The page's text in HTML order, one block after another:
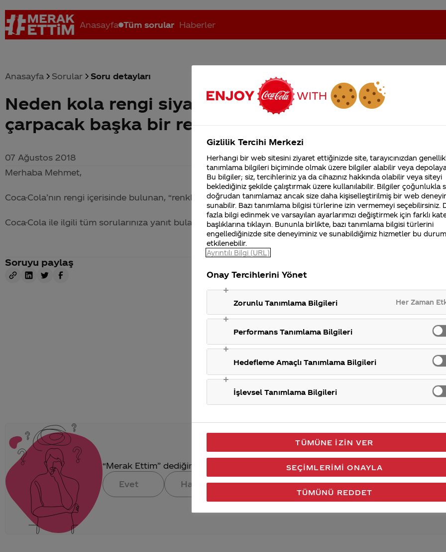
Anasayfa Tüm sorular Haberler
Coca-Cola nerenin malı? Coca cola İsrail malı mı Yani ... Coca-Cola'nın Filistin'de fabr... Coca-Cola’yı kim buldu?
Anasayfa Sorular Soru detayları
Neden kola rengi siyah? Neden herhangibi farklı
çarpacak başka bir renk değil? Bir sebebi varmıdır?
07 Ağustos 2018
Merhaba Mehmet,
Coca-Cola’nın rengi içerisinde bulunan, “renklendirici karamel”den dolayı koyu kahverengidir.
Coca-Cola ile ilgili tüm sorularınıza yanıt bulabileceğiniz Merak Ettim sitemizi ziyaret ettiğiniz için teşekkür
Soruyu paylaş
“Merak Ettim” dediğin konuya verdiğimiz cevap aklındaki soru işaretlerini giderdi
Evet
Hayır Gönder
Coca-Cola Şirketi
merak ettikleriniz.
Fabrikalarımız,
sertifikalarımız, faaliyet
gösterdiğimiz ülkeler,
tarihçemiz ve daha
Gizlilik Tercihi Merkezi
Herhangi bir web sitesini ziyaret ettiğinizde site, tarayıcınızdan
tanımlama bilgileri biçiminde olmak üzere bilgiler alabilir veya
Bu bilgiler; siz, tercihleriniz ya da cihazınız hakkında olabilir veya siteyi
beklediğiniz şekilde çalıştırmak üzere kullanılabilir. Bilgiler çoğunlukla
doğrudan tanımlamaz ancak size daha kişiselleştirilmiş bir web
sunabilir. Bazı tanımlama bilgisi türlerine izin vermemeyi seçebilirsiniz.
fazla bilgi edinmek ve varsayılan ayarlarımızı değiştirmek için farklı
başlıklarına tıklayın. Bununla birlikte, bazı tanımlama bilgisi türlerini
engellediğinizde site deneyiminiz ve sunabildiğimiz hizmetler bu
etkilenebilir.
Ayrıntılı Bilgi (URL)
Onay Tercihlerini Yönet
Zorunlu Tanımlama Bilgileri Her Zaman
Performans Tanımlama Bilgileri
Hedefleme Amaçlı Tanımlama Bilgileri
İşlevsel Tanımlama Bilgileri
TÜMÜNE İZIN VER
TÜMÜNÜ REDDET
SEÇIMLERIMI ONAYLA